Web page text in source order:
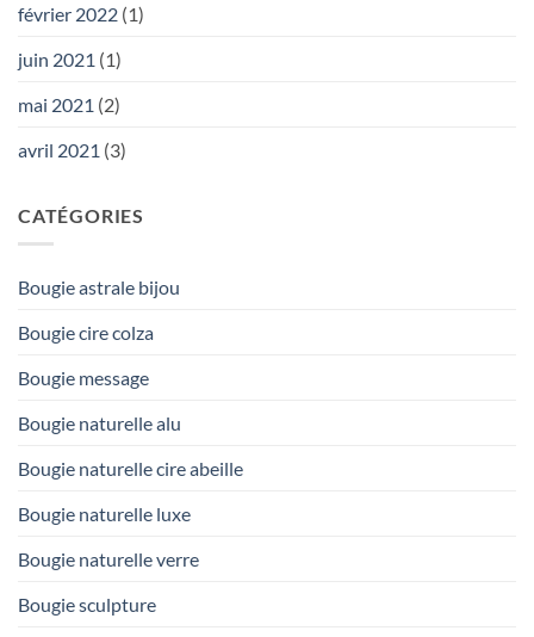
février 2022 (1)
juin 2021 (1)
mai 2021 (2)
avril 2021 (3)
CATÉGORIES
Bougie astrale bijou
Bougie cire colza
Bougie message
Bougie naturelle alu
Bougie naturelle cire abeille
Bougie naturelle luxe
Bougie naturelle verre
Bougie sculpture